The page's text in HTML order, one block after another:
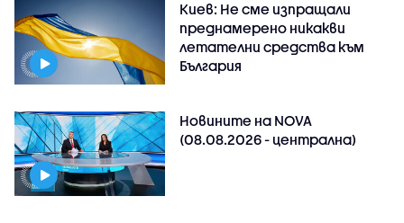
Киев: Не сме изпращали
преднамерено никакви
летателни средства към
България
Новините на NOVA
(08.08.2026 - централна)